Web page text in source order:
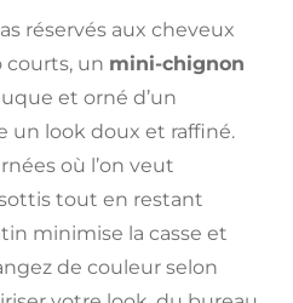
réservés aux cheveux
courts, un mini-chignon
et orné d’un
un look doux et raffiné.
où l’on veut
tout en restant
minimise la casse et
de couleur selon